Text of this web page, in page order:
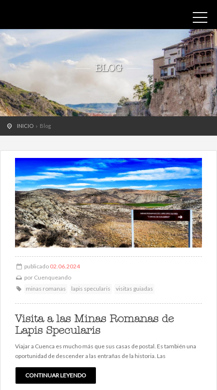
BLOG
INICIO Blog
publicado 02.06.2024
por Cuenqueando
minas romanas
lapis specularis visitas guiadas
Visita a las Minas Romanas de
Lapis Specularis
Viajar a Cuenca es mucho más que sus casas de postal. Es también una
oportunidad de descender a las entrañas de la historia. Las
CONTINUAR LEYENDO